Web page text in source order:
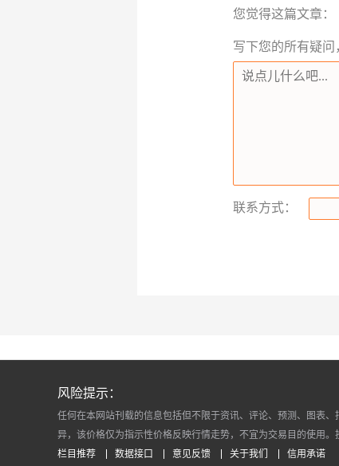
您觉得这篇文章：
写下您的所有疑
联系方式：
风险提示：
任何在本网站刊载的信息包括但不限于资讯、评论、预测、图表
异，该价格仅为指示性价格反映行情走势，不宜为交易目的使用
栏目推荐
数据接口 意见反馈 关于我们 信用承诺